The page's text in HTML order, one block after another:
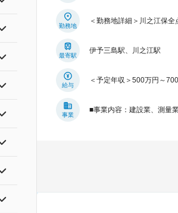
勤務地
＜勤務地詳細＞川之江保
最寄駅
伊予三島駅、川之江駅
給与
＜予定年収＞500万円～
事業
■事業内容：建設業、測量